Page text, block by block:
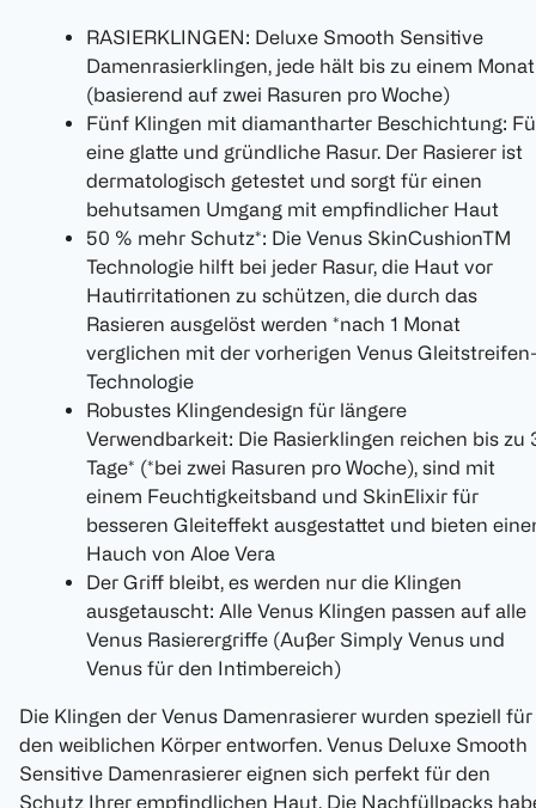
RASIERKLINGEN: Deluxe Smooth Sensitive
Damenrasierklingen, jede hält bis zu einem Monat
(basierend auf zwei Rasuren pro Woche)
Fünf Klingen mit diamantharter Beschichtung:
eine glatte und gründliche Rasur. Der Rasierer ist
dermatologisch getestet und sorgt für einen
behutsamen Umgang mit empfindlicher Haut
50 % mehr Schutz*: Die Venus SkinCushionTM
Technologie hilft bei jeder Rasur, die Haut vor
Hautirritationen zu schützen, die durch das
Rasieren ausgelöst werden *nach 1 Monat
verglichen mit der vorherigen Venus
Technologie
Robustes Klingendesign für längere
Verwendbarkeit: Die Rasierklingen reichen bis zu
Tage* (*bei zwei Rasuren pro Woche), sind mit
einem Feuchtigkeitsband und SkinElixir für
besseren Gleiteffekt ausgestattet und bieten
Hauch von Aloe Vera
Der Griff bleibt, es werden nur die Klingen
ausgetauscht: Alle Venus Klingen passen auf alle
Venus Rasierergriffe (Außer Simply Venus und
Venus für den Intimbereich)
Die Klingen der Venus Damenrasierer wurden speziell für
den weiblichen Körper entworfen. Venus Deluxe Smooth
Sensitive Damenrasierer eignen sich perfekt für den
Schutz Ihrer empfindlichen Haut. Die Nachfüllpacks